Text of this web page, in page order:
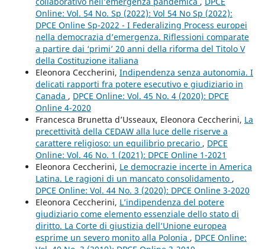
Online: Vol. 54 No. Sp (2022): Vol 54 No Sp (2022):
DPCE Online Sp-2022 - I Federalizing Process europei
nella democrazia d’emergenza. Riflessioni comparate
a partire dai ‘primi’ 20 anni della riforma del Titolo V
della Costituzione italiana
Eleonora Ceccherini, Indipendenza senza autonomia. I
delicati rapporti fra potere esecutivo e giudiziario in
Canada , DPCE Online: Vol. 45 No. 4 (2020): DPCE
Online 4-2020
Francesca Brunetta d’Usseaux, Eleonora Ceccherini, La
precettività della CEDAW alla luce delle riserve a
carattere religioso: un equilibrio precario , DPCE
Online: Vol. 46 No. 1 (2021): DPCE Online 1-2021
Eleonora Ceccherini, Le democrazie incerte in America
Latina. Le ragioni di un mancato consolidamento ,
DPCE Online: Vol. 44 No. 3 (2020): DPCE Online 3-2020
Eleonora Ceccherini, L’indipendenza del potere
giudiziario come elemento essenziale dello stato di
diritto. La Corte di giustizia dell’Unione europea
esprime un severo monito alla Polonia , DPCE Online: